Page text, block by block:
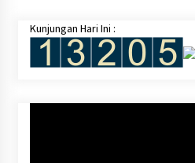
Kunjungan Hari Ini :